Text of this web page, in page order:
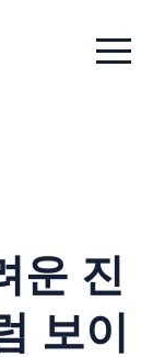
Menu
운 진
보이